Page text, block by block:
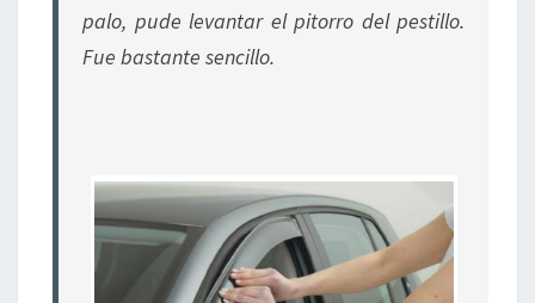
palo, pude levantar el pitorro del pestillo.
Fue bastante sencillo.